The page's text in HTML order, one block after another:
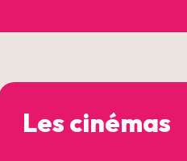
Les cinémas